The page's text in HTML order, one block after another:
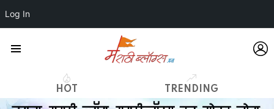
HOT TRENDING
Log In